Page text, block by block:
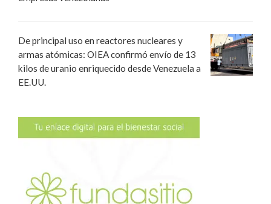
De principal uso en reactores nucleares y
armas atómicas: OIEA confirmó envío de 13
kilos de uranio enriquecido desde Venezuela a
EE.UU.